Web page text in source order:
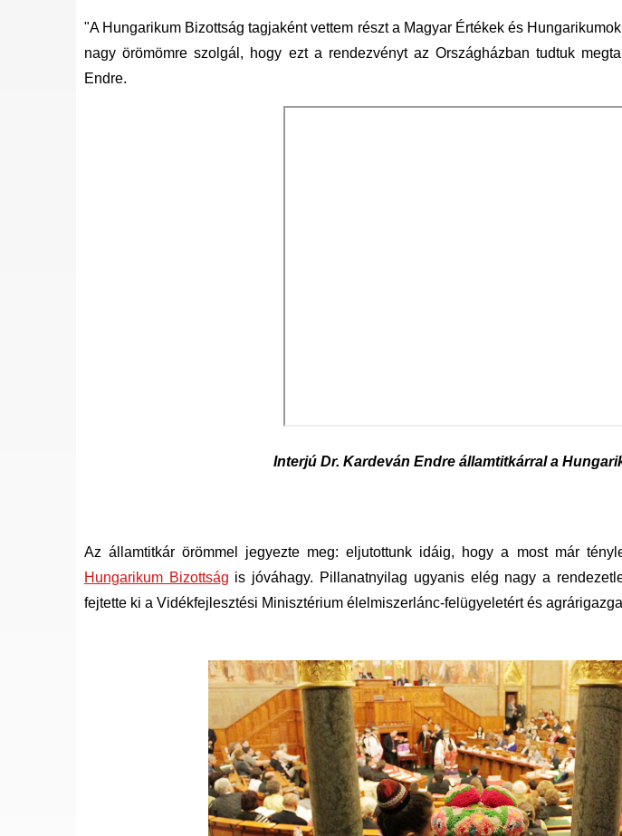
"A Hungarikum Bizottság tagjaként vettem részt a Magyar Értékek és
nagy örömömre szolgál, hogy ezt a rendezvényt az Országházban tudtuk
Endre.
Interjú Dr. Kardeván Endre államtitkárral a
Az államtitkár örömmel jegyezte meg: eljutottunk idáig, hogy a most már
Hungarikum Bizottság is jóváhagy. Pillanatnyilag ugyanis elég nagy a
fejtette ki a Vidékfejlesztési Minisztérium élelmiszerlánc-felügyeletért és